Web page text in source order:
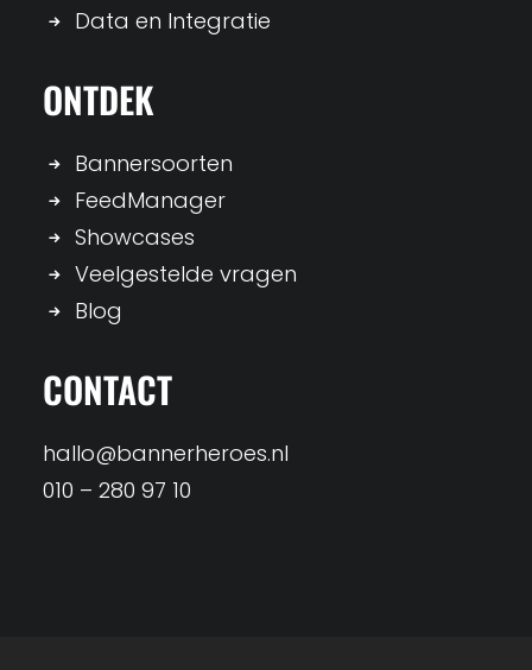
Data en Integratie
ONTDEK
Bannersoorten
FeedManager
Showcases
Veelgestelde vragen
Blog
CONTACT
hallo@bannerheroes.nl
010 – 280 97 10